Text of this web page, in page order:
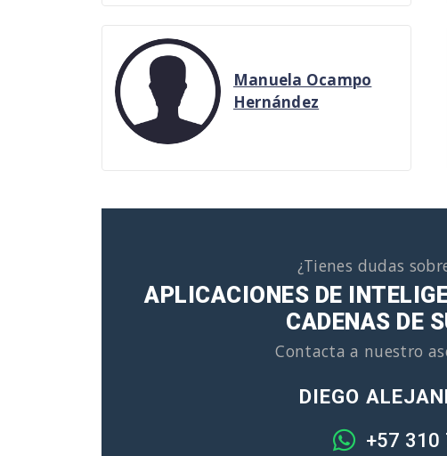
Manuela Ocampo
Hernández
¿Tienes dudas
APLICACIONES DE
CADENAS DE
Contacta a nuestro
DIEGO
+57 310